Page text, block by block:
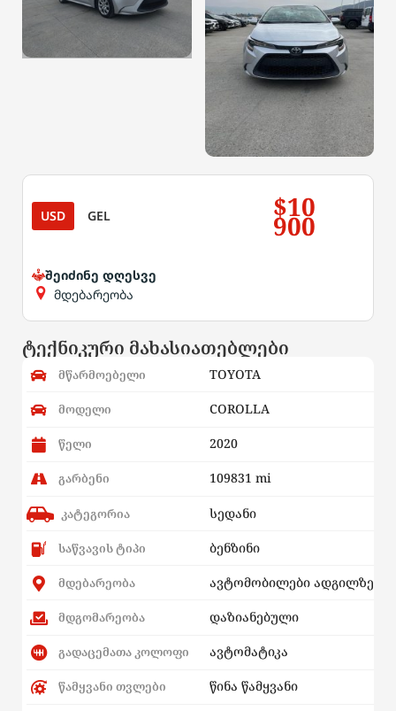
USD GEL $10
900
შეიძინე დღესვე
მდებარეობა
ტექნიკური მახასიათებლები
მწარმოებელი TOYOTA
მოდელი COROLLA
წელი 2020
გარბენი 109831 mi
კატეგორია სედანი
საწვავის ტიპი ბენზინი
მდებარეობა ავტომობილები ადგილზე
მდგომარეობა დაზიანებული
გადაცემათა კოლოფი ავტომატიკა
წამყვანი თვლები წინა წამყვანი